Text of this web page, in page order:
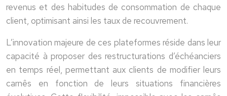
revenus et des habitudes de consommation de chaque
client, optimisant ainsi les taux de recouvrement.
L’innovation majeure de ces plateformes réside dans leur
capacité à proposer des restructurations d’échéanciers
en temps réel, permettant aux clients de modifier leurs
carnês en fonction de leurs situations financières